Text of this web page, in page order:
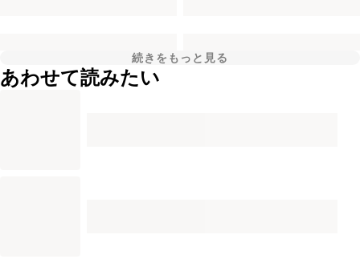
続きをもっと見る
あわせて読みたい